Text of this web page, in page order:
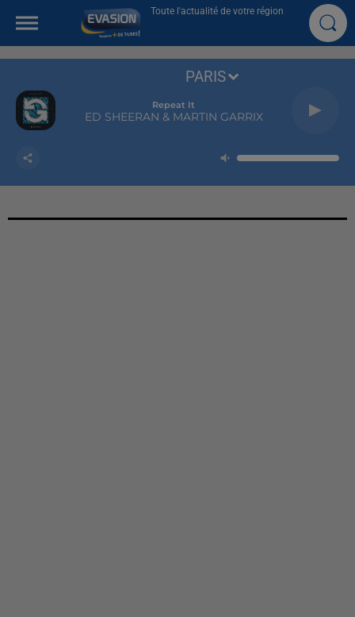
Toute l'actualité de votre région
Repeat It
ED SHEERAN & MARTIN GARRIX
PARIS